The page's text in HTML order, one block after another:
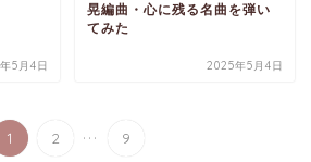
5月4日
晃編曲・心に残る名曲を弾い
てみた
2025年5月4日
1 2 ... 9